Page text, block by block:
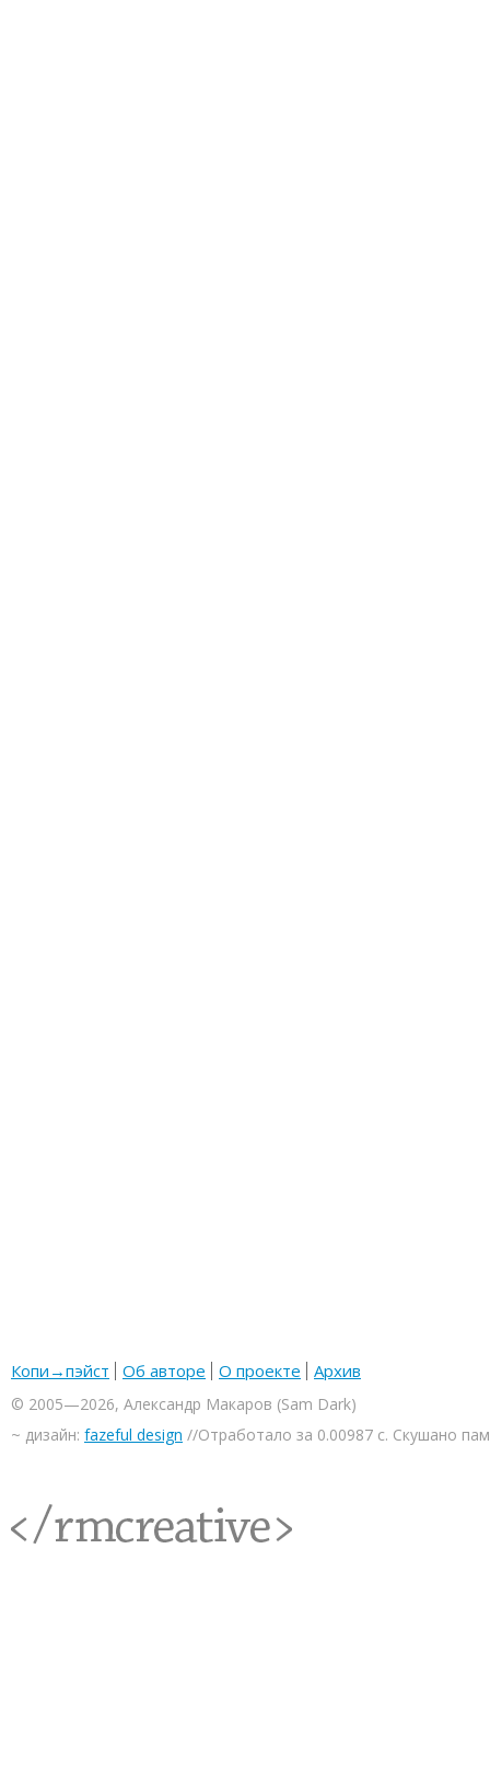
Копи→пэйст Об авторе О проекте Архив
© 2005—2026, Александр Макаров (Sam Dark)
~ дизайн: fazeful design //Отработало за 0.00987 с. Скушано
<rmcreative/>